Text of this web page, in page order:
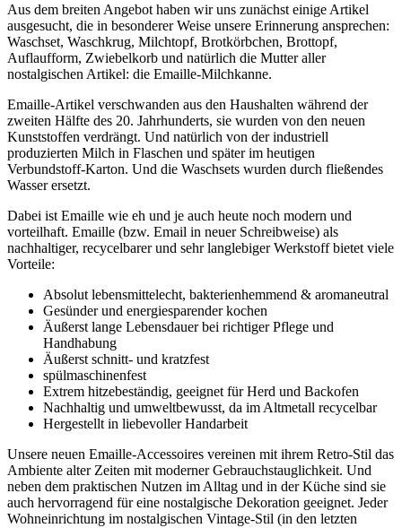
Aus dem breiten Angebot haben wir uns zunächst einige Artikel
ausgesucht, die in besonderer Weise unsere Erinnerung ansprechen:
Waschset, Waschkrug, Milchtopf, Brotkörbchen, Brottopf,
Auflaufform, Zwiebelkorb und natürlich die Mutter aller
nostalgischen Artikel: die Emaille-Milchkanne.
Emaille-Artikel verschwanden aus den Haushalten während der
zweiten Hälfte des 20. Jahrhunderts, sie wurden von den neuen
Kunststoffen verdrängt. Und natürlich von der industriell
produzierten Milch in Flaschen und später im heutigen
Verbundstoff-Karton. Und die Waschsets wurden durch fließendes
Wasser ersetzt.
Dabei ist Emaille wie eh und je auch heute noch modern und
vorteilhaft. Emaille (bzw. Email in neuer Schreibweise) als
nachhaltiger, recycelbarer und sehr langlebiger Werkstoff bietet viele
Vorteile:
Absolut lebensmittelecht, bakterienhemmend & aromaneutral
Gesünder und energiesparender kochen
Äußerst lange Lebensdauer bei richtiger Pflege und
Handhabung
Äußerst schnitt- und kratzfest
spülmaschinenfest
Extrem hitzebeständig, geeignet für Herd und Backofen
Nachhaltig und umweltbewusst, da im Altmetall recycelbar
Hergestellt in liebevoller Handarbeit
Unsere neuen Emaille-Accessoires vereinen mit ihrem Retro-Stil das
Ambiente alter Zeiten mit moderner Gebrauchstauglichkeit. Und
neben dem praktischen Nutzen im Alltag und in der Küche sind sie
auch hervorragend für eine nostalgische Dekoration geeignet. Jeder
Wohneinrichtung im nostalgischen Vintage-Stil (in den letzten